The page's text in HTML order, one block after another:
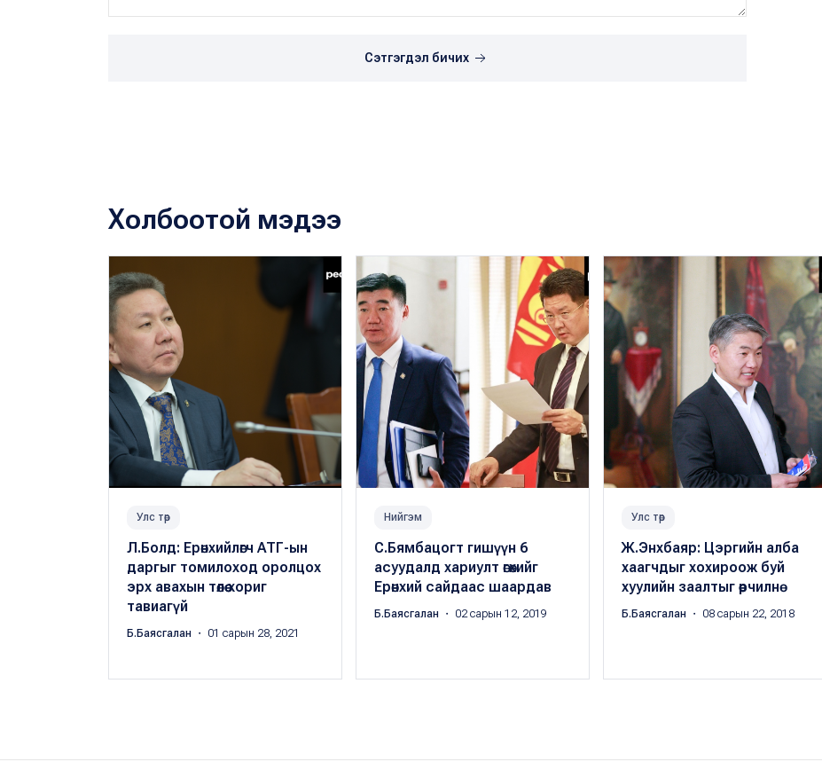
Сэтгэгдэл бичих
Холбоотой мэдээ
Улс төр
Л.Болд: Ерөнхийлөгч АТГ-ын
даргыг томилоход оролцох
эрх авахын төлөө хориг
тавиагүй
Б.Баясгалан ・ 01 сарын 28, 2021
Нийгэм
С.Бямбацогт гишүүн 6
асуудалд хариулт өгөхийг
Ерөнхий сайдаас шаардав
Б.Баясгалан ・ 02 сарын 12, 2019
Улс төр
Ж.Энхбаяр: Цэргийн алба
хаагчдыг хохироож буй
хуулийн заалтыг өөрчилнө
Б.Баясгалан ・ 08 сарын 22, 2018